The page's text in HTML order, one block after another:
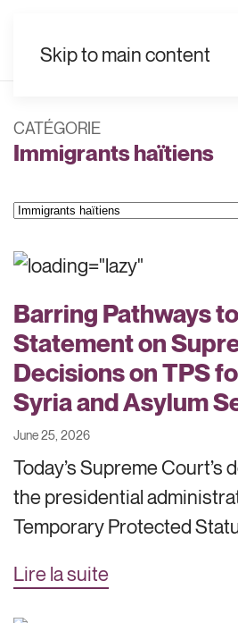
Skip to main content
CATÉGORIE
Immigrants haïtiens
Catégories
Barring Pathways
Statement on
Decisions on TPS
Syria and Asylum
June 25, 2026
Today’s Supreme Court’s
the presidential
Temporary Protected
Lire la suite